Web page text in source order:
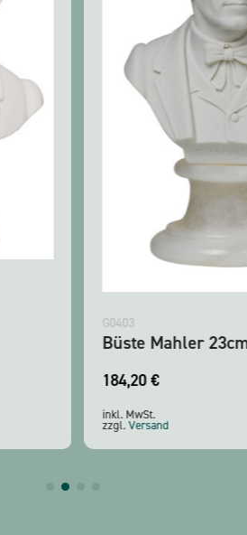
G0403
Büste Mahler 23cm
184,20€
inkl. MwSt.
zzgl.Versand